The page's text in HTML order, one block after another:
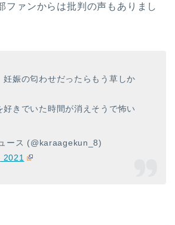
ファンからは批判の声もありまし
妊娠の匂わせだったらもう草しか
好きでいた時間が消えそうで怖い
ース (@karaagekun_8)
2021